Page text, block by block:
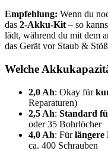
Empfehlung: Wenn du
das 2-Akku-Kit – so
lädt, während du mit dem
das Gerät vor Staub &
Welche
2,0 Ah: Okay für
Reparaturen)
2,5 Ah: Standard
oder 35 Bohrlöcher
4,0 Ah: Fürlängere
ca. 400 Schrauben